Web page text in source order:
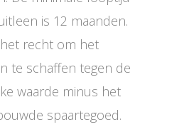
is 12 maanden.
recht om het
te schaffen tegen de
waarde minus het
spaartegoed.